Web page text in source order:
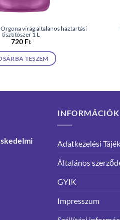
virág általános háztartási
tisztítószer 1 L
720 Ft
TESZEM
INFORMÁCIÓK
Adatkezelési
Általános
GYIK
Impresszum